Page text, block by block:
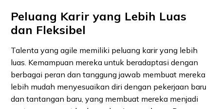
Peluang Karir yang Lebih Luas
dan Fleksibel
Talenta yang agile memiliki peluang karir yang lebih
luas. Kemampuan mereka untuk beradaptasi dengan
berbagai peran dan tanggung jawab membuat mereka
lebih mudah menyesuaikan diri dengan pekerjaan baru
dan tantangan baru, yang membuat mereka menjadi